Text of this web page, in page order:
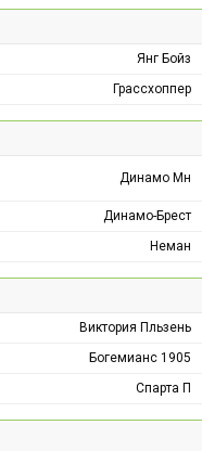
Янг Бойз
Грассхоппер
Динамо Мн
Динамо-Брест
Неман
Виктория Пльзень
Богемианс 1905
Спарта П